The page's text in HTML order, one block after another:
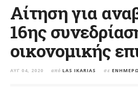
Αίτηση για
16ης
οικονομικής
ΑΥΓ 04, 2020 από LAS IKARIAS σε